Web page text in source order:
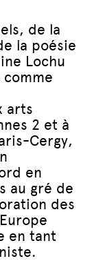
de la
la poésie
Lochu
arts
2 et à
Cergy,
en
au gré de
des
en tant